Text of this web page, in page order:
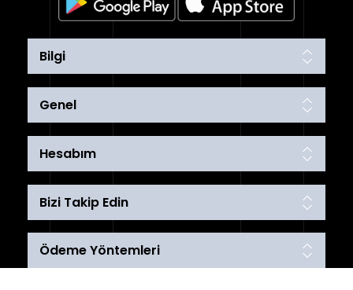
Bilgi
Genel
Hesabım
Bizi Takip Edin
Ödeme Yöntemleri